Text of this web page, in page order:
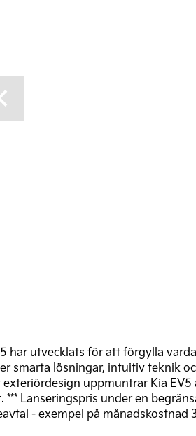
Previous
har utvecklats för att förgylla
smarta lösningar, intuitiv teknik
uppmuntrar Kia
*** Lanseringspris under en
- exempel på